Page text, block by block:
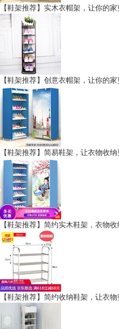
【鞋架推荐】实木衣帽架，让你的家
【鞋架推荐】创意衣帽架，让你的
【鞋架推荐】简易鞋架，让衣物收
【鞋架推荐】简约实木鞋架，衣物
【鞋架推荐】简约收纳鞋架，让衣